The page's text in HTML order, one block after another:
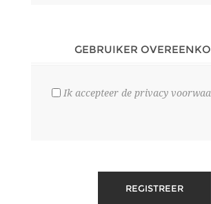
GEBRUIKER
Ik accepteer de privacy